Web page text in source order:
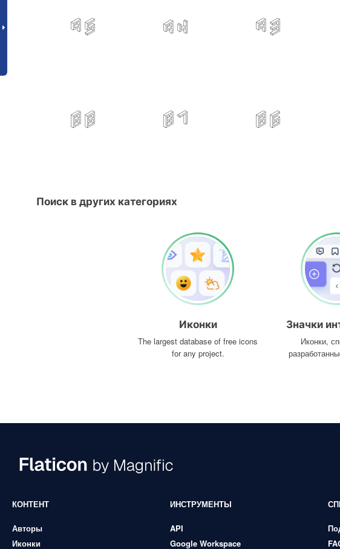
Поиск в других категориях
Иконки
The largest database of free icons
for any project.
Значки
Иконки,
КОНТЕНТ
Авторы
Иконки
ИНСТРУМЕНТЫ
API
Google Workspace